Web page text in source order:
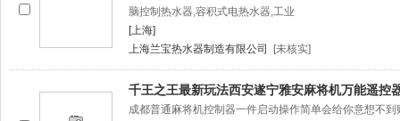
脑控制热水器,容积式电热水器,工业
[上海]
上海兰宝热水器制造有限公司
[未核实]
千王之王最新玩法西安遂宁雅安麻将机万能遥控
成都普通麻将机控制器一件启动操作简单会给你意想不